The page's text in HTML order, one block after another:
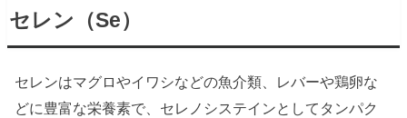
セレン（Se）
セレンはマグロやイワシなどの魚介類、レバーや鶏卵な
どに豊富な栄養素で、セレノシステインとしてタンパク